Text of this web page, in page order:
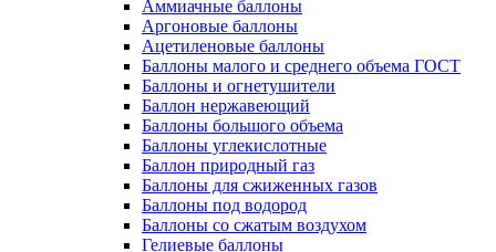
Аммиачные баллоны
Аргоновые баллоны
Ацетиленовые баллоны
Баллоны малого и среднего объема ГОСТ
Баллоны и огнетушители
Баллон нержавеющий
Баллоны большого объема
Баллоны углекислотные
Баллон природный газ
Баллоны для сжиженных газов
Баллоны под водород
Баллоны со сжатым воздухом
Гелиевые баллоны